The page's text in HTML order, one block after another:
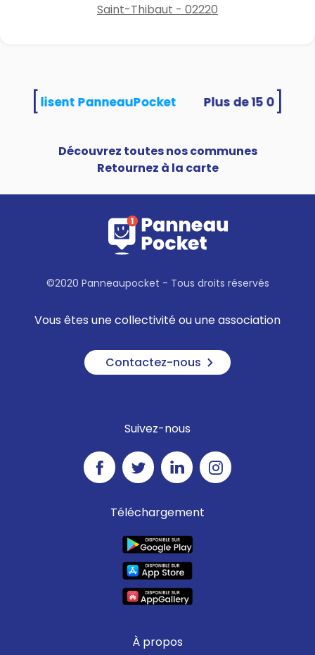
Saint-Thibaut - 02220
utilisent PanneauPocket
Découvrez toutes nos communes
Retournez à la carte
©2020 Panneaupocket - Tous droits réservés
Vous êtes une collectivité ou une association
Contactez-nous
Suivez-nous
Téléchargement
À propos